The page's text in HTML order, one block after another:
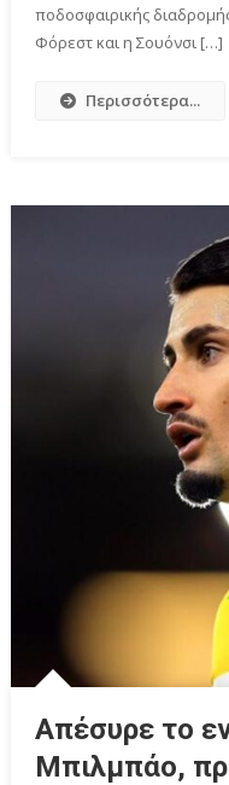
ποδοσφαιρικής
Φόρεστ και η Σουόνσι […]
Περισσότερα...
Απέσυρε το
Μπιλμπάο,